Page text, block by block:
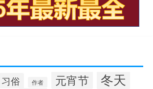
习俗 作者 元宵节 冬天